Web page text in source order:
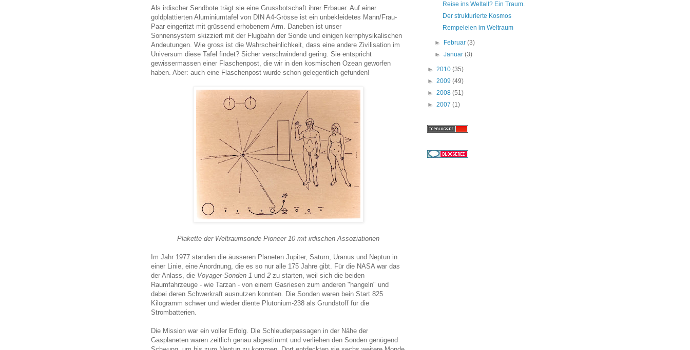
Als irdischer Sendbote trägt sie eine Grussbotschaft ihrer Erbauer. Auf einer
goldplattierten Aluminiumtafel von DIN A4-Grösse ist ein unbekleidetes Mann/Frau-
Paar eingeritzt mit grüssend erhobenem Arm. Daneben ist unser
Sonnensystem skizziert mit der Flugbahn der Sonde und einigen kernphysikalischen
Andeutungen. Wie gross ist die Wahrscheinlichkeit, dass eine andere Zivilisation im
Universum diese Tafel findet? Sicher verschwindend gering. Sie entspricht
gewissermassen einer Flaschenpost, die wir in den kosmischen Ozean geworfen
haben. Aber: auch eine Flaschenpost wurde schon gelegentlich gefunden!
Plakette der Weltraumsonde Pioneer 10 mit irdischen Assoziationen
Im Jahr 1977 standen die äusseren Planeten Jupiter, Saturn, Uranus und Neptun in
einer Linie, eine Anordnung, die es so nur alle 175 Jahre gibt. Für die NASA war das
der Anlass, die Voyager-Sonden 1 und 2 zu starten, weil sich die beiden
Raumfahrzeuge - wie Tarzan - von einem Gasriesen zum anderen "hangeln" und
dabei deren Schwerkraft ausnutzen konnten. Die Sonden waren bein Start 825
Kilogramm schwer und wieder diente Plutonium-238 als Grundstoff für die
Strombatterien.
Die Mission war ein voller Erfolg. Die Schleuderpassagen in der Nähe der
Gasplaneten waren zeitlich genau abgestimmt und verliehen den Sonden genügend
Reise ins Weltall? Ein Traum.
Der strukturierte Kosmos
Rempeleien im Weltraum
► Februar(3)
►Januar(3)
► 2010 (35)
► 2009 (49)
► 2008 (51)
► 2007 (1)